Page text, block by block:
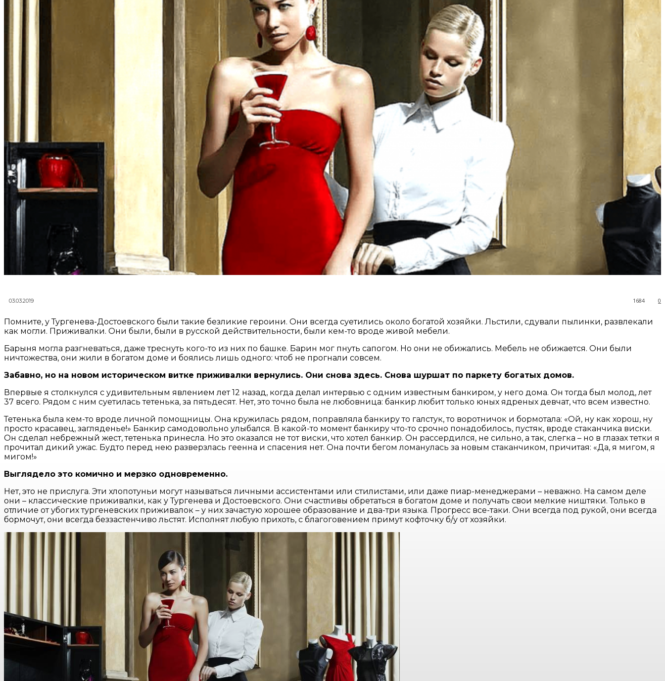
03.03.2019 0
1684
Помните, у Тургенева-Достоевского были такие безликие героини. Они всегда суетились около богатой хозяйки. Льстили, сдували пылинки, развлекали
как могли. Приживалки. Они были, были в русской действительности, были кем-то вроде живой мебели.
Барыня могла разгневаться, даже треснуть кого-то из них по башке. Барин мог пнуть сапогом. Но они не обижались. Мебель не обижается. Они были
ничтожества, они жили в богатом доме и боялись лишь одного: чтоб не прогнали совсем.
Забавно, но на новом историческом витке приживалки вернулись. Они снова здесь. Снова шуршат по паркету богатых домов.
Впервые я столкнулся с удивительным явлением лет 12 назад, когда делал интервью с одним известным банкиром, у него дома. Он тогда был молод, лет
37 всего. Рядом с ним суетилась тетенька, за пятьдесят. Нет, это точно была не любовница: банкир любит только юных ядреных девчат, что всем известно.
Тетенька была кем-то вроде личной помощницы. Она кружилась рядом, поправляла банкиру то галстук, то воротничок и бормотала: «Ой, ну как хорош, ну
просто красавец, загляденье!» Банкир самодовольно улыбался. В какой-то момент банкиру что-то срочно понадобилось, пустяк, вроде стаканчика виски.
Он сделал небрежный жест, тетенька принесла. Но это оказался не тот виски, что хотел банкир. Он рассердился, не сильно, а так, слегка – но в глазах тетки я
прочитал дикий ужас. Будто перед нею разверзлась геенна и спасения нет. Она почти бегом ломанулась за новым стаканчиком, причитая: «Да, я мигом, я
мигом!»
Выглядело это комично и мерзко одновременно.
Нет, это не прислуга. Эти хлопотуньи могут называться личными ассистентами или стилистами, или даже пиар-менеджерами – неважно. На самом деле
они – классические приживалки, как у Тургенева и Достоевского. Они счастливы обретаться в богатом доме и получать свои мелкие ништяки. Только в
отличие от убогих тургеневских приживалок – у них зачастую хорошее образование и два-три языка. Прогресс все-таки. Они всегда под рукой, они всегда
бормочут, они всегда беззастенчиво льстят. Исполнят любую прихоть, с благоговением примут кофточку б/у от хозяйки.